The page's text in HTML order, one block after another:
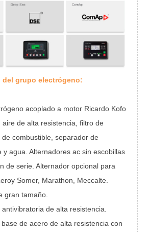
primordial
50 kW
Tipo de
Sin escobillas, autoexcitación
Regulación de
voltaje
protección
del grupo electrógeno:
acoplado a motor Ricardo Kofo
aire de alta resistencia, filtro de
de combustible, separador de
y agua. Alternadores ac sin escobillas
de serie. Alternador opcional para
Somer, Marathon, Meccalte.
gran tamaño.
antivibratoria de alta resistencia.
de acero de alta resistencia con